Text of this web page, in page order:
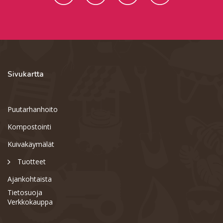
Sivukartta
Puutarhanhoito
Kompostointi
Kuivakäymälät
Tuotteet
Ajankohtaista
Tietosuoja
Verkkokauppa